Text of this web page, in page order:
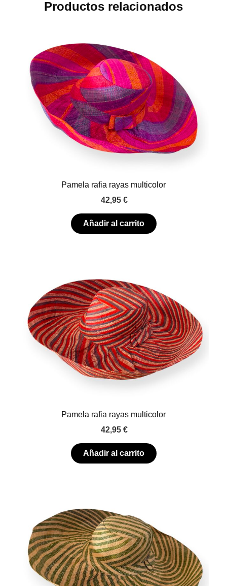
Productos relacionados
Pamela rafia rayas multicolor
42,95 €
Añadir al carrito
Pamela rafia rayas multicolor
42,95 €
Añadir al carrito